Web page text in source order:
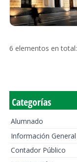
6 elementos en total:
Categorías
Alumnado
Información General
Contador Público